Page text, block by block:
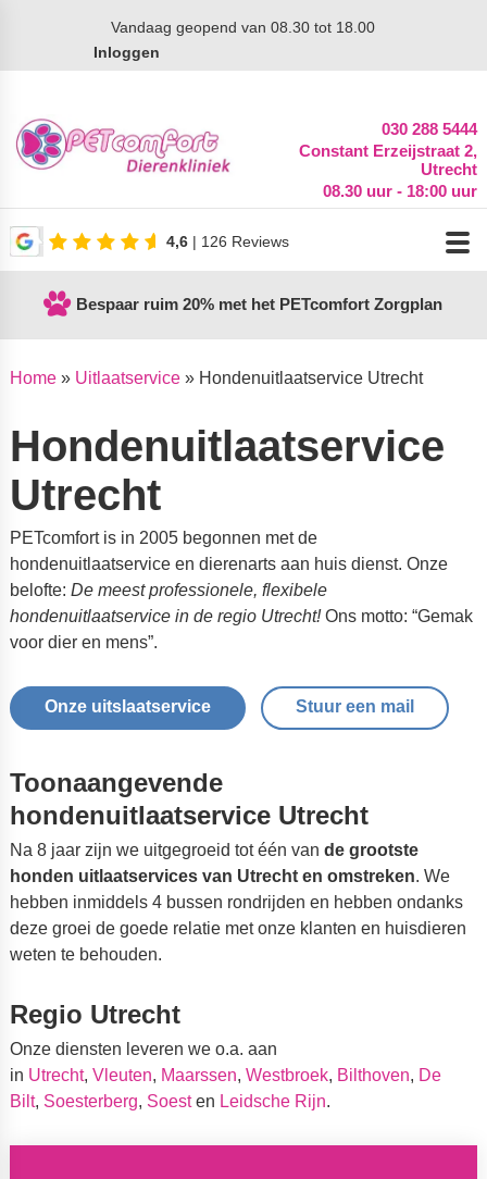
Vandaag geopend van 08.30 tot 18.00
Inloggen
030 288 5444
Constant Erzeijstraat 2,
Utrecht
08.30 uur - 18:00 uur
4,6 | 126 Reviews
Bespaar ruim 20% met het PETcomfort Zorgplan
Home» Uitlaatservice» Hondenuitlaatservice Utrecht
Hondenuitlaatservice
Utrecht
PETcomfort is in 2005 begonnen met de
hondenuitlaatservice en dierenarts aan huis dienst. Onze
belofte: De meest professionele, flexibele
hondenuitlaatservice in de regio Utrecht!Ons motto: “Gemak
voor dier en mens”.
Onze uitslaatservice Stuur een mail
Toonaangevende
hondenuitlaatservice Utrecht
Na 8 jaar zijn we uitgegroeid tot één van de grootste
honden uitlaatservices van Utrecht en omstreken. We
hebben inmiddels 4 bussen rondrijden en hebben ondanks
deze groei de goede relatie met onze klanten en huisdieren
weten te behouden.
Regio Utrecht
Onze diensten leveren we o.a. aan
in Utrecht, Vleuten, Maarssen, Westbroek, Bilthoven, De
Bilt, Soesterberg, Soesten Leidsche Rijn.